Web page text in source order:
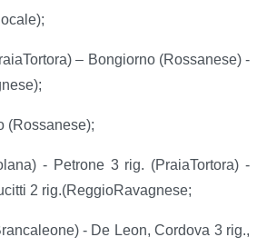
– Bongiorno (Rossanese) -
(Rossanese);
- Petrone 3 rig. (PraiaTortora) -
2 rig.(ReggioRavagnese;
- De Leon, Cordova 3 rig.,